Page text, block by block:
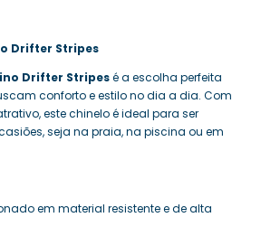
Drifter Stripes
Drifter Stripesé a escolha perfeita
conforto e estilo no dia a dia. Com
este chinelo é ideal para ser
seja na praia, na piscina ou em
em material resistente e de alta